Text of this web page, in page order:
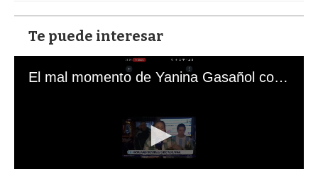
Te puede interesar
El mal momento de Yanina Gasañol con un hincha argentino en "Subrayado"